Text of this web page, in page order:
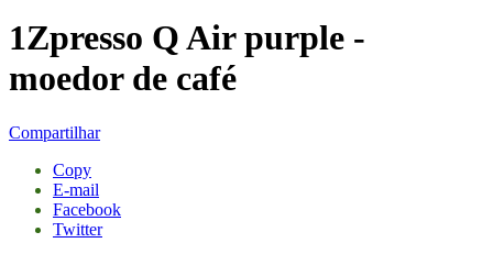
1Zpresso Q Air purple -
moedor de café
Compartilhar
Copy
E-mail
Facebook
Twitter